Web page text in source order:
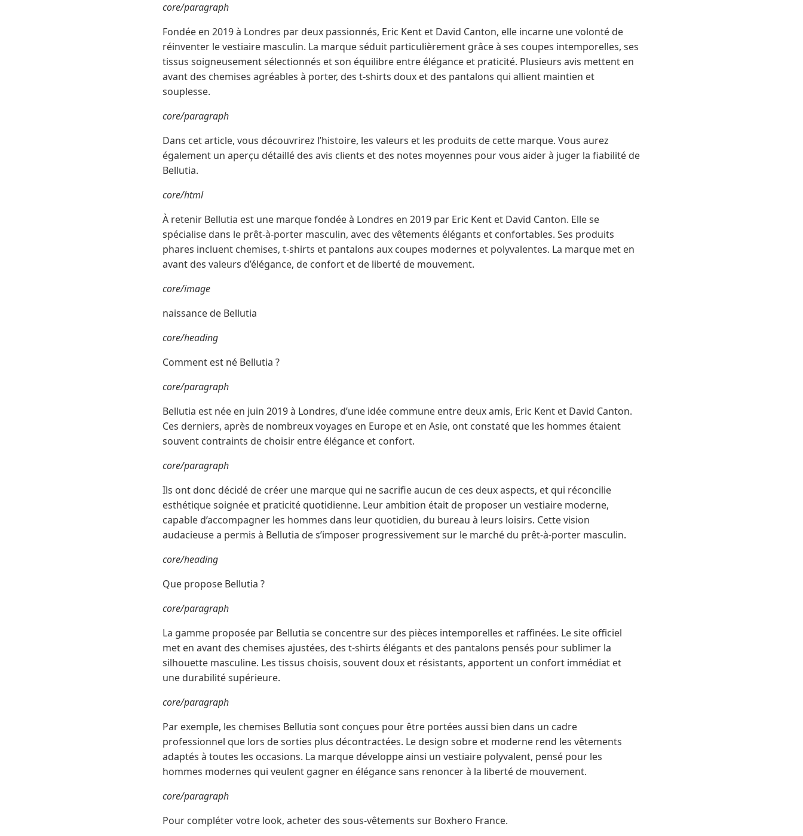
core/paragraph
Fondée en 2019 à Londres par deux passionnés, Eric Kent et David Canton, elle incarne une volonté de
réinventer le vestiaire masculin. La marque séduit particulièrement grâce à ses coupes intemporelles, ses
tissus soigneusement sélectionnés et son équilibre entre élégance et praticité. Plusieurs avis mettent en
avant des chemises agréables à porter, des t-shirts doux et des pantalons qui allient maintien et
souplesse.
core/paragraph
Dans cet article, vous découvrirez l’histoire, les valeurs et les produits de cette marque. Vous aurez
également un aperçu détaillé des avis clients et des notes moyennes pour vous aider à juger la fiabilité de
Bellutia.
core/html
À retenir Bellutia est une marque fondée à Londres en 2019 par Eric Kent et David Canton. Elle se
spécialise dans le prêt-à-porter masculin, avec des vêtements élégants et confortables. Ses produits
phares incluent chemises, t-shirts et pantalons aux coupes modernes et polyvalentes. La marque met en
avant des valeurs d’élégance, de confort et de liberté de mouvement.
core/image
naissance de Bellutia
core/heading
Comment est né Bellutia ?
core/paragraph
Bellutia est née en juin 2019 à Londres, d’une idée commune entre deux amis, Eric Kent et David Canton.
Ces derniers, après de nombreux voyages en Europe et en Asie, ont constaté que les hommes étaient
souvent contraints de choisir entre élégance et confort.
core/paragraph
Ils ont donc décidé de créer une marque qui ne sacrifie aucun de ces deux aspects, et qui réconcilie
esthétique soignée et praticité quotidienne. Leur ambition était de proposer un vestiaire moderne,
capable d’accompagner les hommes dans leur quotidien, du bureau à leurs loisirs. Cette vision
audacieuse a permis à Bellutia de s’imposer progressivement sur le marché du prêt-à-porter masculin.
core/heading
Que propose Bellutia ?
core/paragraph
La gamme proposée par Bellutia se concentre sur des pièces intemporelles et raffinées. Le site officiel
met en avant des chemises ajustées, des t-shirts élégants et des pantalons pensés pour sublimer la
silhouette masculine. Les tissus choisis, souvent doux et résistants, apportent un confort immédiat et
une durabilité supérieure.
core/paragraph
Par exemple, les chemises Bellutia sont conçues pour être portées aussi bien dans un cadre
professionnel que lors de sorties plus décontractées. Le design sobre et moderne rend les vêtements
adaptés à toutes les occasions. La marque développe ainsi un vestiaire polyvalent, pensé pour les
hommes modernes qui veulent gagner en élégance sans renoncer à la liberté de mouvement.
core/paragraph
Pour compléter votre look, acheter des sous-vêtements sur Boxhero France.